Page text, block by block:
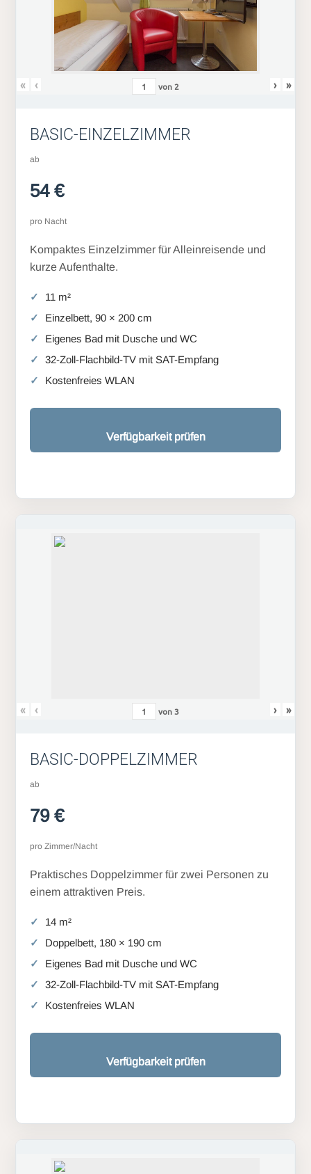
« ‹ von 2 › »
BASIC-EINZELZIMMER
ab
54 €
pro Nacht
Kompaktes Einzelzimmer für Alleinreisende und
kurze Aufenthalte.
11 m²
Einzelbett, 90 × 200 cm
Eigenes Bad mit Dusche und WC
32-Zoll-Flachbild-TV mit SAT-Empfang
Kostenfreies WLAN
Verfügbarkeit prüfen
« ‹ von3 › »
BASIC-DOPPELZIMMER
ab
79 €
pro Zimmer/Nacht
Praktisches Doppelzimmer für zwei Personen zu
einem attraktiven Preis.
14 m²
Doppelbett, 180 × 190 cm
Eigenes Bad mit Dusche und WC
32-Zoll-Flachbild-TV mit SAT-Empfang
Kostenfreies WLAN
Verfügbarkeit prüfen